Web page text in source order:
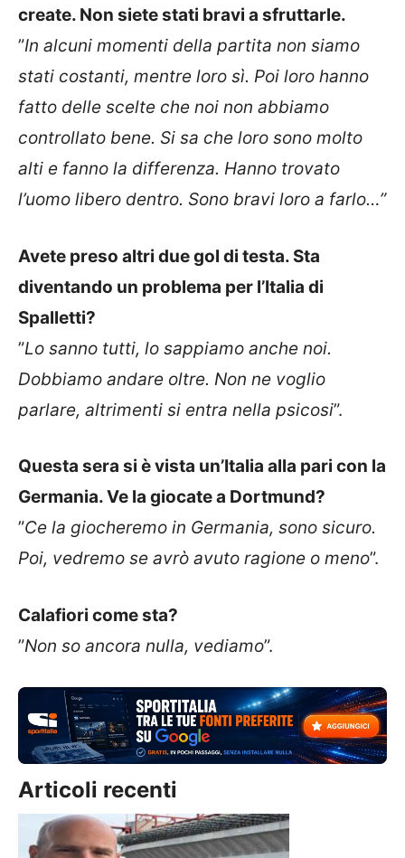
create. Non siete stati bravi a sfruttarle.
”In alcuni momenti della partita non siamo
stati costanti, mentre loro sì. Poi loro hanno
fatto delle scelte che noi non abbiamo
controllato bene. Si sa che loro sono molto
alti e fanno la differenza. Hanno trovato
l’uomo libero dentro. Sono bravi loro a farlo…”
Avete preso altri due gol di testa. Sta
diventando un problema per l’Italia di
Spalletti?
”Lo sanno tutti, lo sappiamo anche noi.
Dobbiamo andare oltre. Non ne voglio
parlare, altrimenti si entra nella psicosi”.
Questa sera si è vista un’Italia alla pari con la
Germania. Ve la giocate a Dortmund?
”Ce la giocheremo in Germania, sono sicuro.
Poi, vedremo se avrò avuto ragione o meno”.
Calafiori come sta?
”Non so ancora nulla, vediamo”.
Articoli recenti